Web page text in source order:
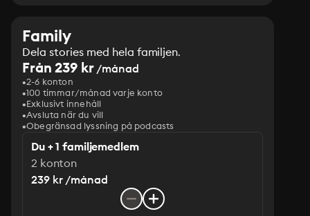
Family
Dela stories med hela familjen.
Från 239 kr/månad
2-6 konton
100 timmar/månad varje konto
Exklusivt innehåll
Avsluta när du vill
Obegränsad lyssning på podcasts
Du + 1 familjemedlem
2 konton
239 kr /månad